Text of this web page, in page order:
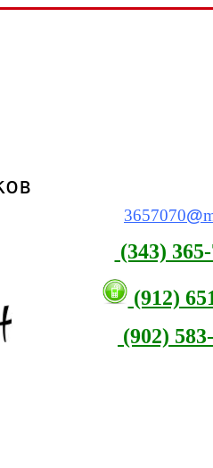
3657070@
(343)
(912)
(902)